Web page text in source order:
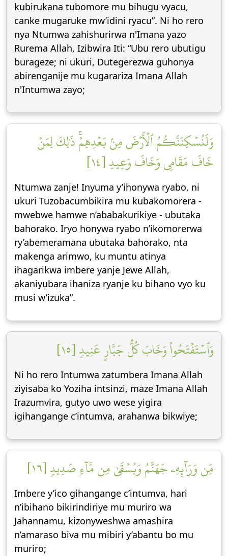
kubirukana tubomore mu bihugu vyacu,
canke mugaruke mw’idini ryacu”. Ni ho rero
nya Ntumwa zahishurirwa n'Imana yazo
Rurema Allah, Izibwira Iti: “Ubu rero ubutigu
burageze; ni ukuri, Dutegerezwa guhonya
abirenganije mu kugarariza Imana Allah
n'Intumwa zayo;
وَلَنُسۡكِنَنَّكُمُ ٱلۡأَرۡضَ مِنۢ بَعۡدِهِمۡۚ ذَٰلِكَ لِمَنۡ
خَافَ مَقَامِي وَخَافَ وَعِيدِ [١٤]
Ntumwa zanje! Inyuma y’ihonywa ryabo, ni
ukuri Tuzobacumbikira mu kubakomorera -
mwebwe hamwe n’ababakurikiye - ubutaka
bahorako. Iryo honywa ryabo n’ikomorerwa
ry’abemeramana ubutaka bahorako, nta
makenga arimwo, ku muntu atinya
ihagarikwa imbere yanje Jewe Allah,
akaniyubara ihaniza ryanje ku bihano vyo ku
musi w’izuka”.
وَٱسۡتَفۡتَحُواْ وَخَابَ كُلُّ جَبَّارٍ عَنِيدٖ [١٥]
Ni ho rero Intumwa zatumbera Imana Allah
ziyisaba ko Yoziha intsinzi, maze Imana Allah
Irazumvira, gutyo uwo wese yigira
igihangange c’intumva, arahanwa bikwiye;
مِّن وَرَآئِهِۦ جَهَنَّمُ وَيُسۡقَىٰ مِن مَّآءٖ صَدِيدٖ [١٦]
Imbere y’ico gihangange c’intumva, hari
n’ibihano bikirindiriye mu muriro wa
Jahannamu, kizonyweshwa amashira
n’amaraso biva mu mibiri y’abantu bo mu
muriro;